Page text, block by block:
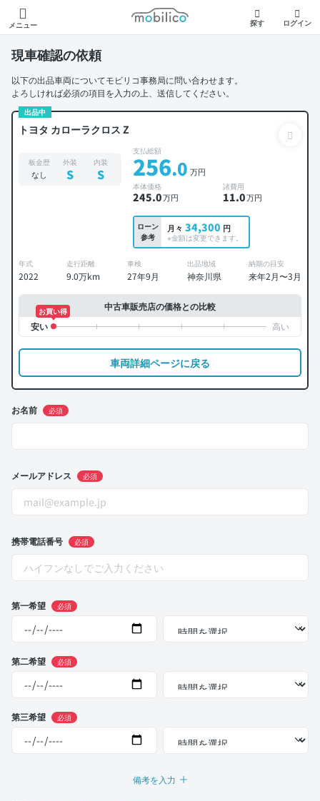
メニュー
モビリコ
探す ログイン
現車確認の依頼
以下の出品車両についてモビリコ事務局に問い合わせます。
よろしければ必須の項目を入力の上、送信してください。
出品中
トヨタ カローラクロス Z
板金歴
なし
外装
S
内装
S
支払総額
256.0 万円
本体価格
245.0万円
諸費用
11.0万円
ローン
参考
月々 34,300 円
※金額は変更できます。
年式
2022
走行距離
9.0万km
車検
27年9月
出品地域
神奈川県
納期の目安
来年2月〜3月
中古車販売店の価格との比較
お買い得
車両詳細ページに戻る
お名前 必須
メールアドレス 必須
携帯電話番号 必須
第一希望 必須
第二希望 必須
第三希望 必須
備考を入力